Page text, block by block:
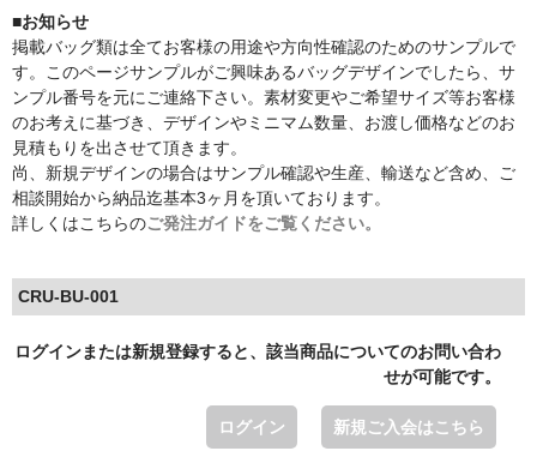
■お知らせ
掲載バッグ類は全てお客様の用途や方向性確認のためのサンプルで
す。このページサンプルがご興味あるバッグデザインでしたら、サ
ンプル番号を元にご連絡下さい。素材変更やご希望サイズ等お客様
のお考えに基づき、デザインやミニマム数量、お渡し価格などのお
見積もりを出させて頂きます。
尚、新規デザインの場合はサンプル確認や生産、輸送など含め、ご
相談開始から納品迄基本3ヶ月を頂いております。
詳しくはこちらのご発注ガイドをご覧ください。
CRU-BU-001
ログインまたは新規登録すると、該当商品についてのお問い合わ
せが可能です。
ログイン 新規ご入会はこちら